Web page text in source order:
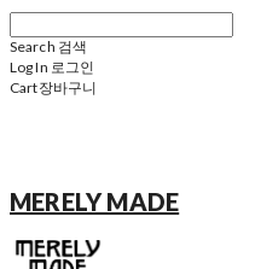
Search 검색
Log In 로그인
Cart장바구니
MERELY MADE